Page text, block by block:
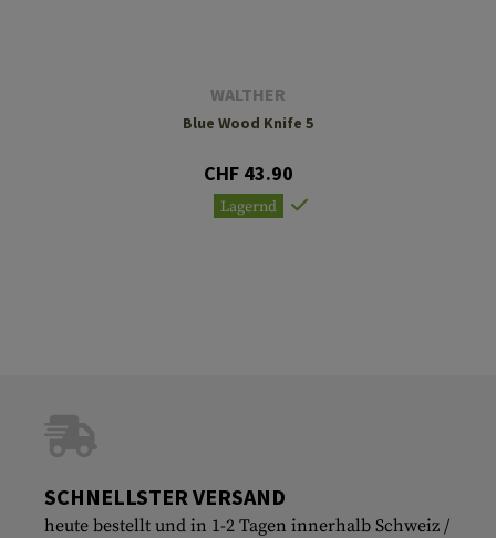
WALTHER
Blue Wood Knife 5
CHF 43.90
Lagernd
SCHNELLSTER VERSAND
heute bestellt und in 1-2 Tagen innerhalb Schweiz /